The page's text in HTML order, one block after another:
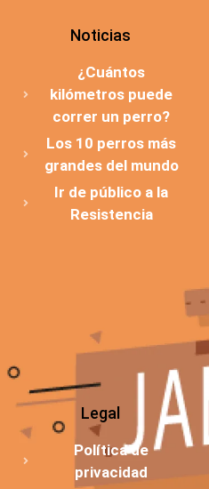
Noticias
¿Cuántos
kilómetros puede
correr un perro?
Los 10 perros más
grandes del mundo
Ir de público a la
Resistencia
Legal
Política de
privacidad